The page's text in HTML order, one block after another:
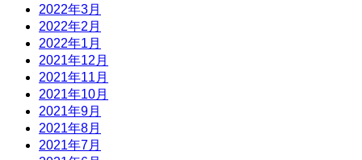
2022年3月
2022年2月
2022年1月
2021年12月
2021年11月
2021年10月
2021年9月
2021年8月
2021年7月